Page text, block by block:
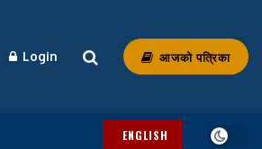
Login आजको पत्रिका
ENGLISH